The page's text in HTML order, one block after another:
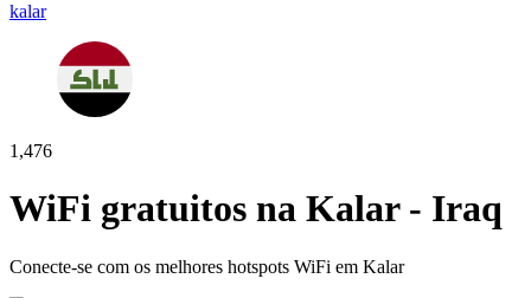
kalar
1,476
WiFi gratuitos na Kalar- Iraq
Conecte-se com os melhores hotspots WiFi em Kalar